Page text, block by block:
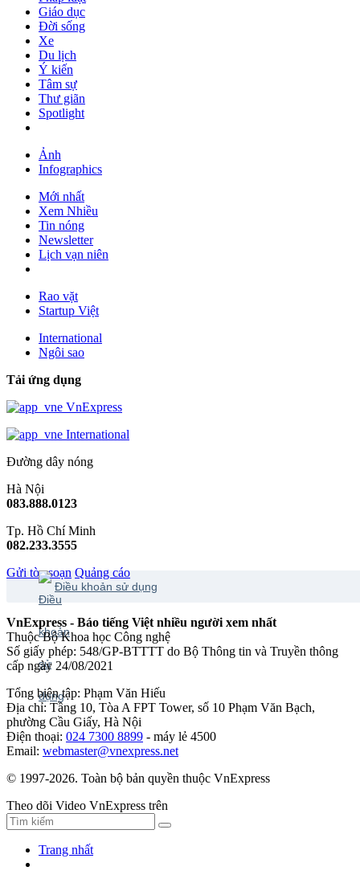
Giáo dục
Đời sống
Xe
Du lịch
Ý kiến
Tâm sự
Thư giãn
Spotlight
Ảnh
Infographics
Mới nhất
Xem Nhiều
Tin nóng
Newsletter
Lịch vạn niên
Rao vặt
Startup Việt
International
Ngôi sao
Tải ứng dụng
VnExpress
International
Đường dây nóng
Hà Nội
083.888.0123
Tp. Hồ Chí Minh
082.233.3555
Gửi tòa soạn Quảng cáo
Điều khoản sử dụng
VnExpress - Báo tiếng Việt nhiều người xem nhất
Thuộc Bộ Khoa học Công nghệ
Số giấy phép: 548/GP-BTTTT do Bộ Thông tin và Truyền thông
cấp ngày 24/08/2021
Tổng biên tập: Phạm Văn Hiếu
Địa chỉ: Tầng 10, Tòa A FPT Tower, số 10 Phạm Văn Bạch,
phường Cầu Giấy, Hà Nội
Điện thoại: 024 7300 8899 - máy lẻ 4500
Email: webmaster@vnexpress.net
© 1997-2026. Toàn bộ bản quyền thuộc VnExpress
Theo dõi Video VnExpress trên
Trang nhất